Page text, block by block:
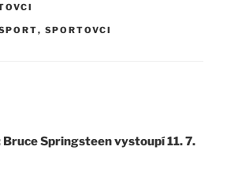
, SPORTOVCI
Springsteen vystoupí 11. 7.